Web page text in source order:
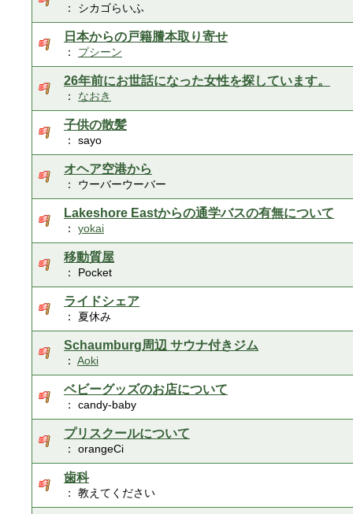
： シカゴらいふ
日本からの戸籍謄本取り寄せ
： プシーン
26年前にお世話になった女性を探しています。
： なおき
子供の散髪
： sayo
オヘア空港から
： ウーバーウーバー
Lakeshore Eastからの通学バスの有無について
： yokai
移動質屋
： Pocket
ライドシェア
： 夏休み
Schaumburg周辺 サウナ付きジム
： Aoki
ベビーグッズのお店について
： candy-baby
プリスクールについて
： orangeCi
歯科
： 教えてください